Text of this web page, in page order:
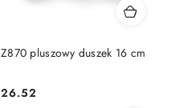
Z870 pluszowy duszek 16 cm
Cena:
26.52